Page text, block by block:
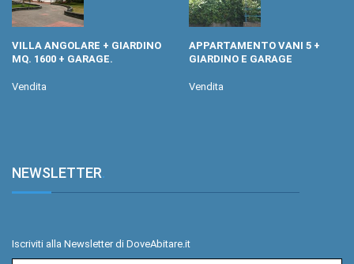
VILLA ANGOLARE + GIARDINO
MQ. 1600 + GARAGE.
Vendita
APPARTAMENTO VANI 5 +
GIARDINO E GARAGE
Vendita
NEWSLETTER.
Iscriviti alla Newsletter di DoveAbitare.it